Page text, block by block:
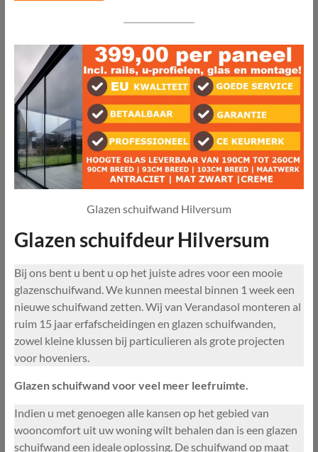
Glazen schuifwand Hilversum
Glazen schuifdeur Hilversum
Bij ons bent u bent u op het juiste adres voor een mooie
glazenschuifwand. We kunnen meestal binnen 1 week een
nieuwe schuifwand zetten. Wij van Verandasol monteren al
ruim 15 jaar erfafscheidingen en glazen schuifwanden,
zowel kleine klussen bij particulieren als grote projecten
voor hoveniers.
Glazen schuifwand voor veel meer leefruimte.
Indien u met genoegen alle kansen op het gebied van
wooncomfort uit uw woning wilt behalen dan is een glazen
schuifwand een ideale oplossing. De schuifwand op maat